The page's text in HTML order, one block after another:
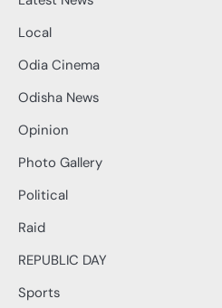
Local
Odia Cinema
Odisha News
Opinion
Photo Gallery
Political
Raid
REPUBLIC DAY
Sports